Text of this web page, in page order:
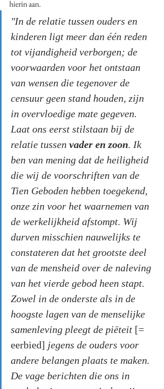
hierin aan.
"In de relatie tussen ouders en
kinderen ligt meer dan één reden
tot vijandigheid verborgen; de
voorwaarden voor het ontstaan
van wensen die tegenover de
censuur geen stand houden, zijn
in overvloedige mate gegeven.
Laat ons eerst stilstaan bij de
relatie tussen vader en zoon. Ik
ben van mening dat de heiligheid
die wij de voorschriften van de
Tien Geboden hebben toegekend,
onze zin voor het waarnemen van
de werkelijkheid afstompt. Wij
durven misschien nauwelijks te
constateren dat het grootste deel
van de mensheid over de naleving
van het vierde gebod heen stapt.
Zowel in de onderste als in de
hoogste lagen van de menselijke
samenleving pleegt de piëteit [=
eerbied] jegens de ouders voor
andere belangen plaats te maken.
De vage berichten die ons in